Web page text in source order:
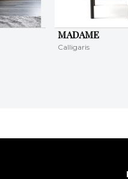
MADAME
Calligaris